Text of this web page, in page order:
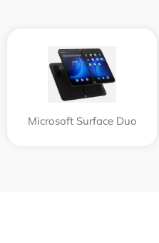
Microsoft Surface Duo